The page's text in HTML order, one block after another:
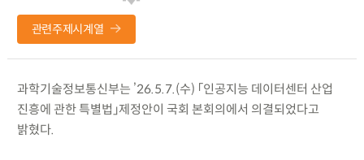
관련주제시계열
과학기술정보통신부는 ’26.5.7.(수) 「인공지능 데이터센터 산업
진흥에 관한 특별법」제정안이 국회 본회의에서 의결되었다고
밝혔다.